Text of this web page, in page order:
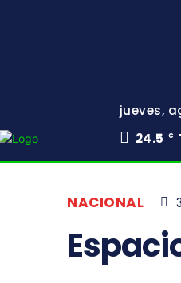
jueves,
24.5
C
NACIONAL 3